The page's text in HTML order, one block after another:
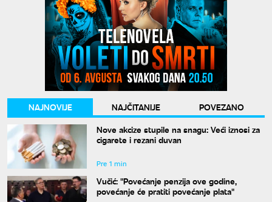
NAJNOVIJE NAJČITANIJE
POVEZANO
Nove akcize stupile na snagu: Veći iznosi za
cigarete i rezani duvan
Pre 1 min
Vučić: "Povećanje penzija ove godine,
povećanje će pratiti povećanje plata"